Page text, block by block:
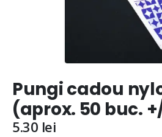
Pungi cadou
(aprox. 50 buc.
5.30 lei